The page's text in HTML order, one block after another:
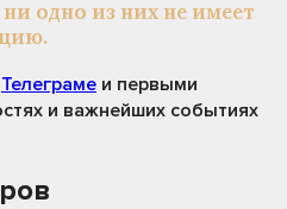
ни одно из них не имеет
Телеграме и первыми
и важнейших событиях